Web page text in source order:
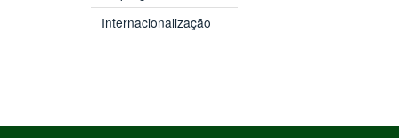
Internacionalização